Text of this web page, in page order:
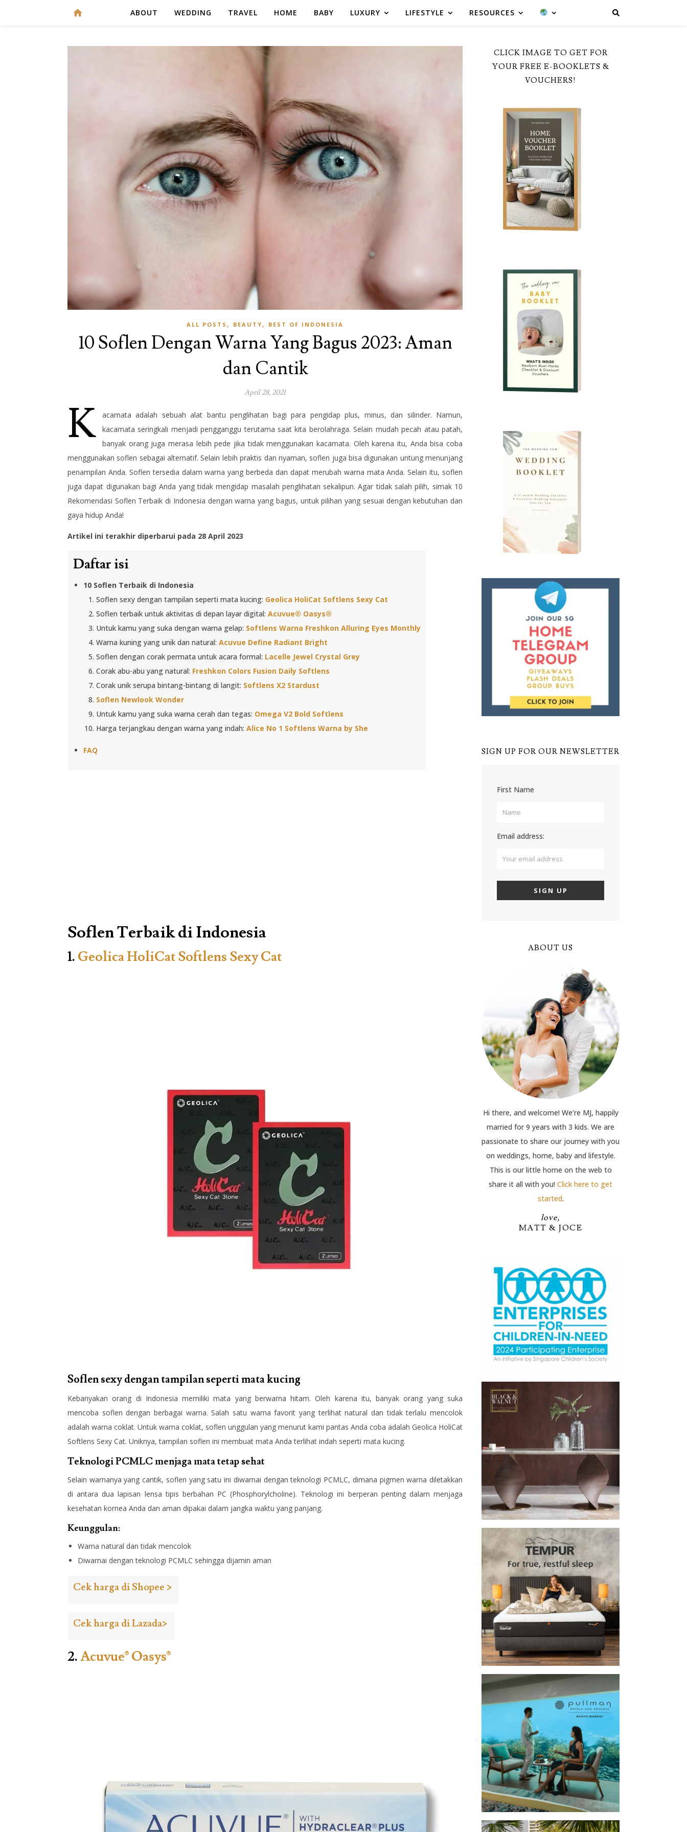
ABOUT WEDDING TRAVEL HOME BABY LUXURY LIFESTYLE RESOURCES
ALL POSTS , BEAUTY , BEST OF INDONESIA
10 Soflen Dengan Warna Yang Bagus 2023: Aman
dan Cantik
April 28, 2021
K
acamata adalah sebuah alat bantu penglihatan bagi para pengidap plus, minus, dan silinder. Namun,
kacamata seringkali menjadi pengganggu terutama saat kita berolahraga. Selain mudah pecah atau patah,
banyak orang juga merasa lebih pede jika tidak menggunakan kacamata. Oleh karena itu, Anda bisa coba
menggunakan soflen sebagai alternatif. Selain lebih praktis dan nyaman, soflen juga bisa digunakan untung menunjang
penampilan Anda. Soflen tersedia dalam warna yang berbeda dan dapat merubah warna mata Anda. Selain itu, soflen
juga dapat digunakan bagi Anda yang tidak mengidap masalah penglihatan sekalipun. Agar tidak salah pilih, simak 10
Rekomendasi Soflen Terbaik di Indonesia dengan warna yang bagus, untuk pilihan yang sesuai dengan kebutuhan dan
gaya hidup Anda!
Artikel ini terakhir diperbarui pada 28 April 2023
Daftar isi
10 Soflen Terbaik di Indonesia
Soflen sexy dengan tampilan seperti mata kucing: Geolica HoliCat Softlens Sexy Cat
Soflen terbaik untuk aktivitas di depan layar digital: Acuvue® Oasys®
Untuk kamu yang suka dengan warna gelap: Softlens Warna Freshkon Alluring Eyes Monthly
Warna kuning yang unik dan natural: Acuvue Define Radiant Bright
Soflen dengan corak permata untuk acara formal: Lacelle Jewel Crystal Grey
Corak abu-abu yang natural: Freshkon Colors Fusion Daily Softlens
Corak unik serupa bintang-bintang di langit: Softlens X2 Stardust
Soflen Newlook Wonder
Untuk kamu yang suka warna cerah dan tegas: Omega V2 Bold Softlens
Harga terjangkau dengan warna yang indah: Alice No 1 Softlens Warna by She
FAQ
Soflen Terbaik di Indonesia
1. Geolica HoliCat Softlens Sexy Cat
Soflen sexy dengan tampilan seperti mata kucing
Kebanyakan orang di Indonesia memiliki mata yang berwarna hitam. Oleh karena itu, banyak orang yang suka
mencoba soflen dengan berbagai warna. Salah satu warna favorit yang terlihat natural dan tidak terlalu mencolok
adalah warna coklat. Untuk warna coklat, soflen unggulan yang menurut kami pantas Anda coba adalah Geolica HoliCat
Softlens Sexy Cat. Uniknya, tampilan soflen ini membuat mata Anda terlihat indah seperti mata kucing.
Teknologi PCMLC menjaga mata tetap sehat
Selain warnanya yang cantik, soflen yang satu ini diwarnai dengan teknologi PCMLC, dimana pigmen warna diletakkan
di antara dua lapisan lensa tipis berbahan PC (Phosphorylcholine). Teknologi ini berperan penting dalam menjaga
kesehatan kornea Anda dan aman dipakai dalam jangka waktu yang panjang.
Keunggulan:
Warna natural dan tidak mencolok
Diwarnai dengan teknologi PCMLC sehingga dijamin aman
Cek harga di Shopee >
Cek harga di Lazada>
2.Acuvue® Oasys®
CLICK IMAGE TO GET FOR
YOUR FREE E-BOOKLETS &
VOUCHERS!
SIGN UP FOR OUR NEWSLETTER
First Name
Email address:
ABOUT US
Hi there, and welcome! We’re MJ, happily
married for 9 years with 3 kids. We are
passionate to share our journey with you
on weddings, home, baby and lifestyle.
This is our little home on the web to
share it all with you! Click here to get
started.
love,
MATT & JOCE